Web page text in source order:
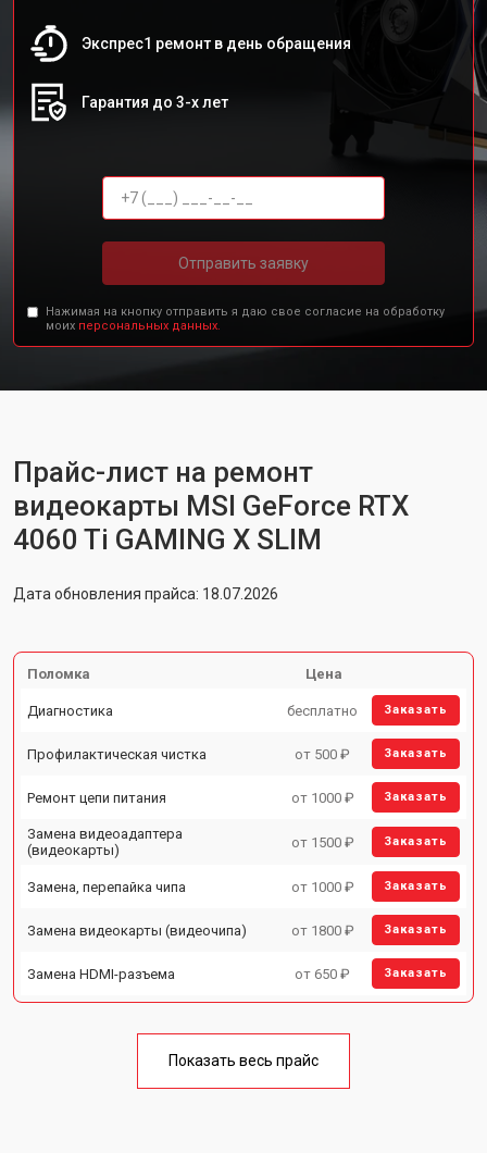
Экспрес1 ремонт в день обращения
Гарантия до 3-х лет
Отправить заявку
Нажимая на кнопку отправить я даю свое согласие на обработку
моих персональных данных.
Прайс-лист на ремонт
видеокарты MSI GeForce RTX
4060 Ti GAMING X SLIM
Дата обновления прайса: 18.07.2026
Поломка Цена
Диагностика бесплатно Заказать
Профилактическая чистка от 500 ₽ Заказать
Ремонт цепи питания от 1000 ₽ Заказать
Замена видеоадаптера
(видеокарты)
от 1500 ₽ Заказать
Замена, перепайка чипа от 1000 ₽ Заказать
Замена видеокарты (видеочипа) от 1800 ₽ Заказать
Замена HDMI-разъема от 650 ₽ Заказать
Показать весь прайс